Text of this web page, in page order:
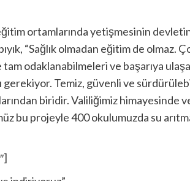
ortamlarında yetişmesinin
“Sağlık olmadan eğitim de olmaz.
odaklanabilmeleri ve başarıya
gerekiyor. Temiz, güvenli ve
biridir. Valiliğimiz
bu projeyle 400 okulumuzda su